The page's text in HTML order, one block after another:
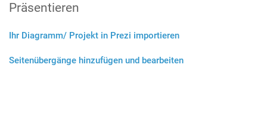
Präsentieren
Ihr Diagramm/ Projekt in Prezi importieren
Seitenübergänge hinzufügen und bearbeiten